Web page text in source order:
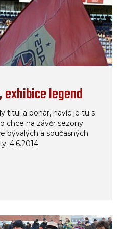
exhibice legend
titul a pohár, navíc je tu s
chce na závěr sezony
bývalých a současných
4.6.2014